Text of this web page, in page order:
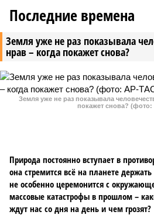
Земля уже не раз показывала
нрав – когда покажет снова?
Последние времена
Земля уже не раз показывала
покажет снова?
Природа постоянно вступает в
она стремится всё на планете
не особенно церемонится с
массовые катастрофы в прошлом –
ждут нас со дня на день и чем грозят?